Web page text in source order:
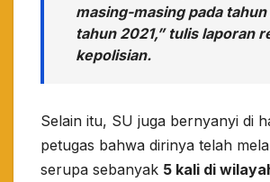
masing-masing pada
tahun 2021,” tulis laporan
kepolisian.
​Selain itu, SU juga bernyanyi di
petugas bahwa dirinya telah
serupa sebanyak 5 kali di